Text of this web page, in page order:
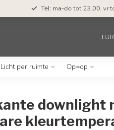
Tel: ma-do tot 23.00, vr
EUR
Licht per ruimte Op=op
downlight